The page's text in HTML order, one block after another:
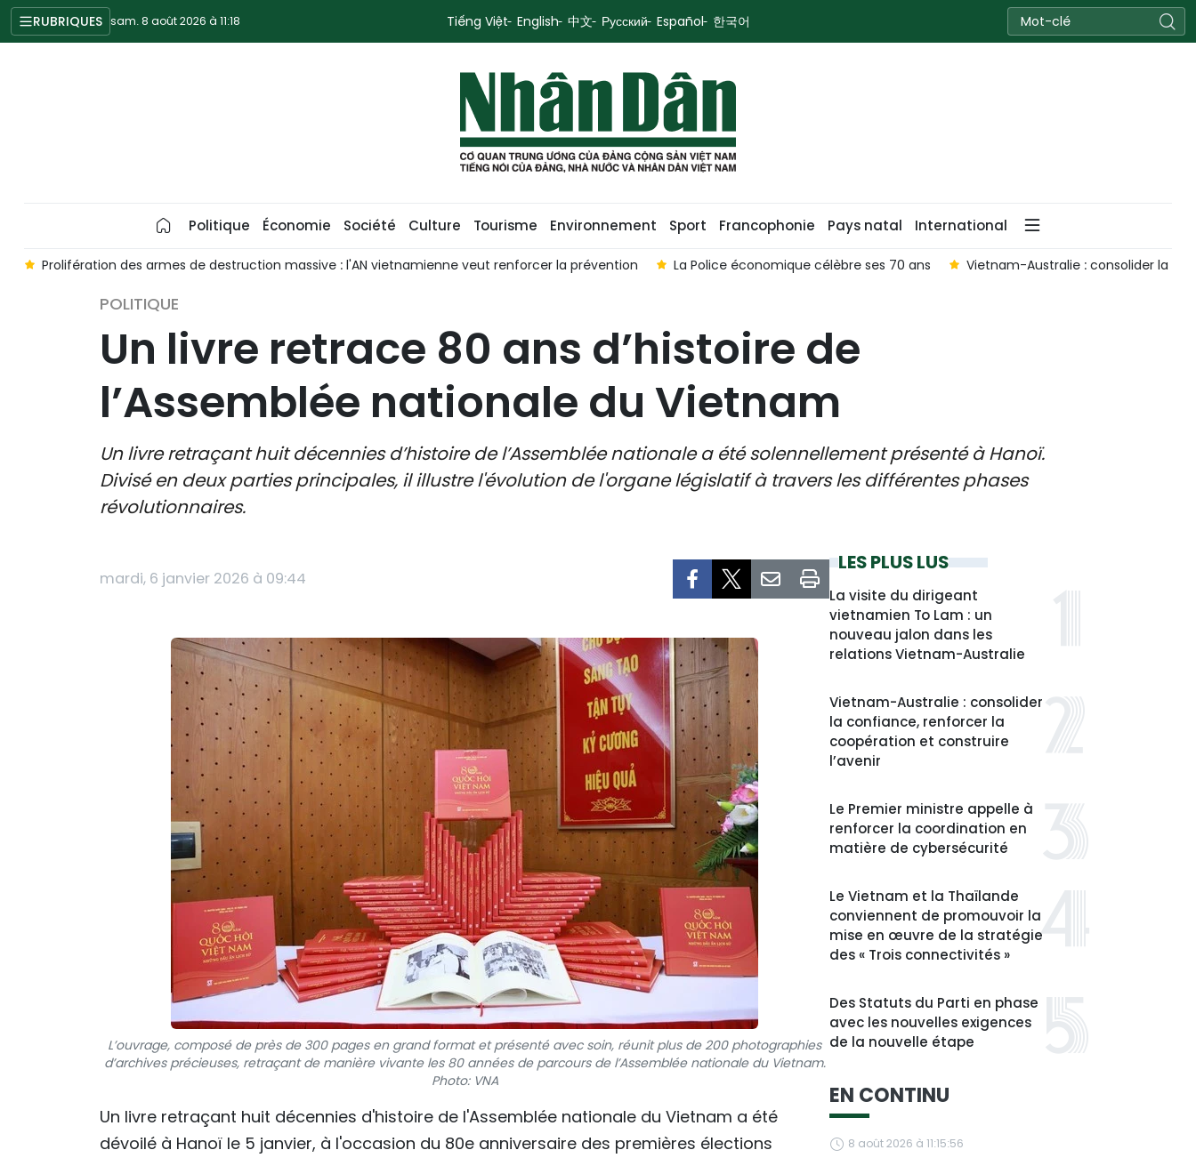
RUBRIQUES sam. 8 août 2026 à 11:18 Tiếng Việt English 中文 Русский Español 한국어
Politique Économie Société Culture Tourisme Environnement Sport Francophonie Pays natal International
Prolifération des armes de destruction massive : l'AN vietnamienne veut renforcer la prévention La Police économique célèbre ses 70 ans Vietnam-Australie : consolider la
POLITIQUE
Un livre retrace 80 ans d’histoire de
l’Assemblée nationale du Vietnam
Un livre retraçant huit décennies d’histoire de l’Assemblée nationale a été solennellement présenté à Hanoï.
Divisé en deux parties principales, il illustre l'évolution de l'organe législatif à travers les différentes phases
révolutionnaires.
mardi, 6 janvier 2026 à 09:44
L’ouvrage, composé de près de 300 pages en grand format et présenté avec soin, réunit plus de 200 photographies
d’archives précieuses, retraçant de manière vivante les 80 années de parcours de l’Assemblée nationale du Vietnam.
Photo: VNA
Un livre retraçant huit décennies d'histoire de l'Assemblée nationale du Vietnam a été
dévoilé à Hanoï le 5 janvier, à l'occasion du 80e anniversaire des premières élections
LES PLUS LUS
La visite du dirigeant
vietnamien To Lam : un
nouveau jalon dans les
relations Vietnam-Australie
Vietnam-Australie : consolider
la confiance, renforcer la
coopération et construire
l’avenir
Le Premier ministre appelle à
renforcer la coordination en
matière de cybersécurité
Le Vietnam et la Thaïlande
conviennent de promouvoir la
mise en œuvre de la stratégie
des « Trois connectivités »
Des Statuts du Parti en phase
avec les nouvelles exigences
de la nouvelle étape
EN CONTINU
8 août 2026 à 11:15:56